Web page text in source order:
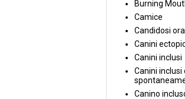
Burning
Camice
Candidosi
Canini
Canini inclusi
Canini inclusi
Canino